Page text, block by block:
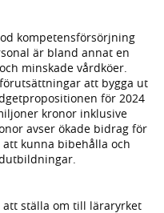
kompetensförsörjning
är bland annat en
minskade vårdköer.
att bygga ut
för 2024
kronor inklusive
avser ökade bidrag för
kunna bibehålla och
ställa om till läraryrket